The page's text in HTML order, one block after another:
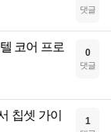
댓글
코어 프로
0
댓글
칩셋 가이
1